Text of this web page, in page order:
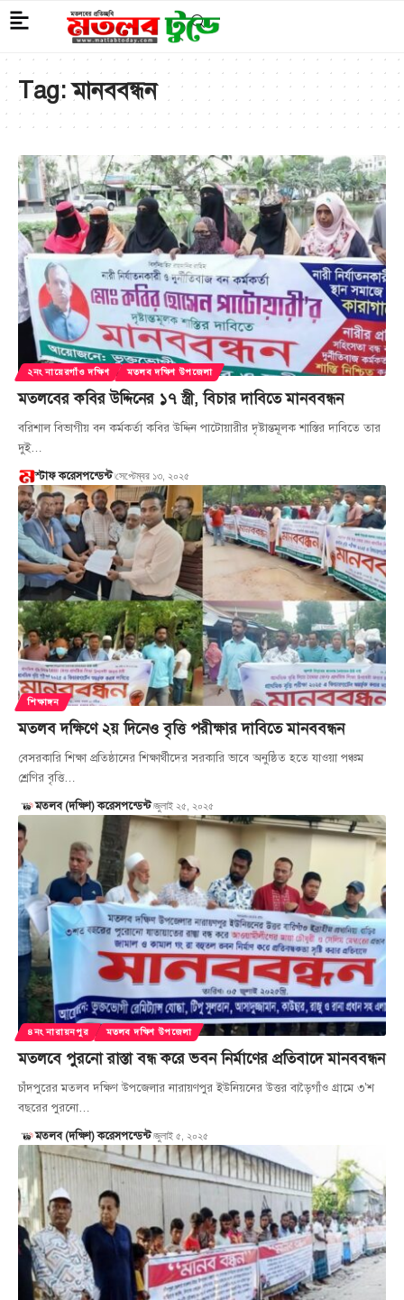
Tag:মানববন্ধন
২নং নায়েরগাঁও দক্ষিণ মতলব দক্ষিণ উপজেলা
মতলবের কবির উদ্দিনের ১৭ স্ত্রী, বিচার দাবিতে মানববন্ধন
বরিশাল বিভাগীয় বন কর্মকর্তা কবির উদ্দিন পাটোয়ারীর দৃষ্টান্তমূলক শাস্তির দাবিতে তার
দুই…
স্টাফ করেসপন্ডেন্ট সেপ্টেম্বর ১৩, ২০২৫
শিক্ষাঙ্গন
মতলব দক্ষিণে ২য় দিনেও বৃত্তি পরীক্ষার দাবিতে মানববন্ধন
বেসরকারি শিক্ষা প্রতিষ্ঠানের শিক্ষার্থীদের সরকারি ভাবে অনুষ্ঠিত হতে যাওয়া পঞ্চম
শ্রেণির বৃত্তি…
মতলব (দক্ষিণ) করেসপন্ডেন্ট জুলাই ২৫, ২০২৫
৪নং নারায়নপুর মতলব দক্ষিণ উপজেলা
মতলবে পুরনো রাস্তা বন্ধ করে ভবন নির্মাণের প্রতিবাদে মানববন্ধন
চাঁদপুরের মতলব দক্ষিণ উপজেলার নারায়ণপুর ইউনিয়নের উত্তর বাড়ৈগাঁও গ্রামে ৩’শ
বছরের পুরনো…
মতলব (দক্ষিণ) করেসপন্ডেন্ট জুলাই ৫, ২০২৫